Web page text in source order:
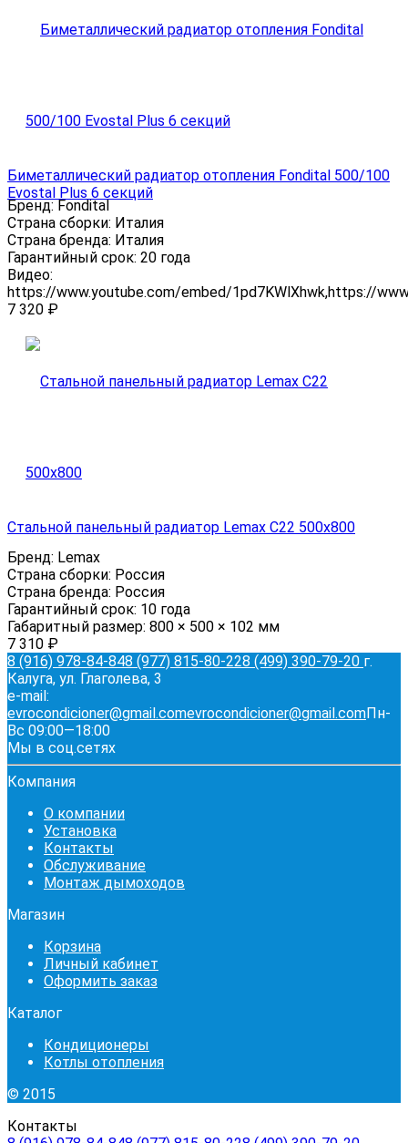
Биметаллический радиатор отопления Fondital 500/100
Evostal Plus 6 секций
Бренд: Fondital
Страна сборки: Италия
Страна бренда: Италия
Гарантийный срок: 20 года
Видео:
https://www.youtube.com/embed/1pd7KWlXhwk,https://
7 320 ₽
Стальной панельный радиатор Lemax C22 500х800
Бренд: Lemax
Страна сборки: Россия
Страна бренда: Россия
Гарантийный срок: 10 года
Габаритный размер: 800 × 500 × 102 мм
7 310 ₽
8 (916) 978-84-848 (977) 815-80-228 (499) 390-79-20 г.
Калуга, ул. Глаголева, 3
e-mail:
evrocondicioner@gmail.comevrocondicioner@gmail.comПн-
Вс 09:00—18:00
Мы в соц.сетях
Компания
О компании
Установка
Контакты
Обслуживание
Монтаж дымоходов
Магазин
Корзина
Личный кабинет
Оформить заказ
Каталог
Кондиционеры
Котлы отопления
© 2015
Контакты